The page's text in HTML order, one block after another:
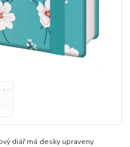
diář má desky upraveny